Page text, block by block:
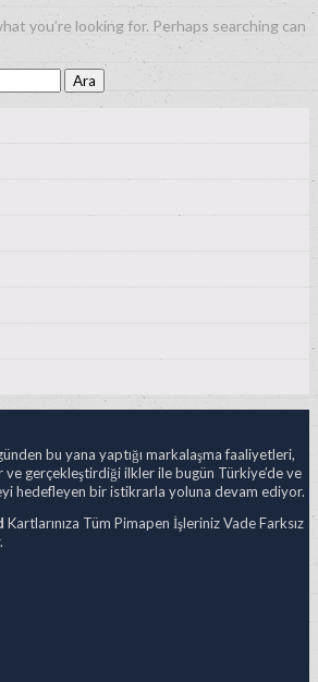
you’re looking for. Perhaps searching can
bu yana yaptığı markalaşma faaliyetleri,
gerçekleştirdiği ilkler ile bugün Türkiye’de ve
hedefleyen bir istikrarla yoluna devam ediyor.
Kartlarınıza Tüm Pimapen İşleriniz Vade Farksız